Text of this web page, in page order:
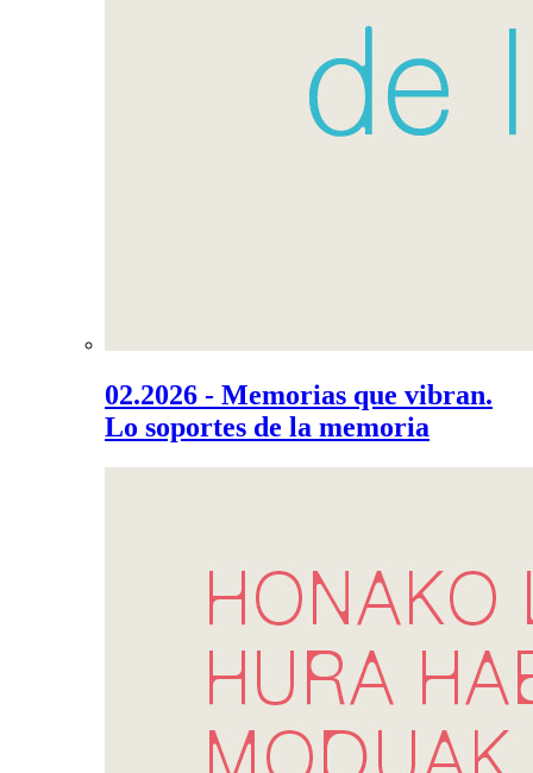
02.2026 - Memorias que vibran.
Lo soportes de la memoria